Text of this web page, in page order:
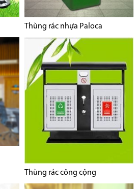
Thùng rác nhựa Paloca
Thùng rác công cộng